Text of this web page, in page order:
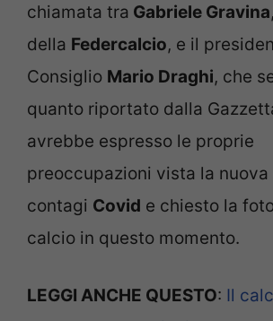
chiamata tra Gabriele Gravina
della Federcalcio, e il
Consiglio Mario Draghi, che
quanto riportato dalla
avrebbe espresso le proprie
preoccupazioni vista la nuova
contagi Covid e chiesto la
calcio in questo momento.
LEGGI ANCHE QUESTO: Il